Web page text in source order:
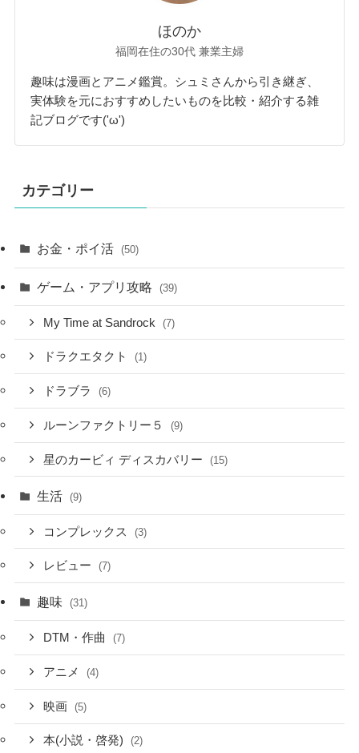
ほのか
福岡在住の30代 兼業主婦
趣味は漫画とアニメ鑑賞。シュミさんから引き継ぎ、
実体験を元におすすめしたいものを比較・紹介する雑
記ブログです('ω')
カテゴリー
お金・ポイ活 (50)
ゲーム・アプリ攻略 (39)
My Time at Sandrock (7)
ドラクエタクト (1)
ドラブラ (6)
ルーンファクトリー５ (9)
星のカービィ ディスカバリー (15)
生活 (9)
コンプレックス (3)
レビュー (7)
趣味 (31)
DTM・作曲 (7)
アニメ (4)
映画 (5)
本(小説・啓発) (2)